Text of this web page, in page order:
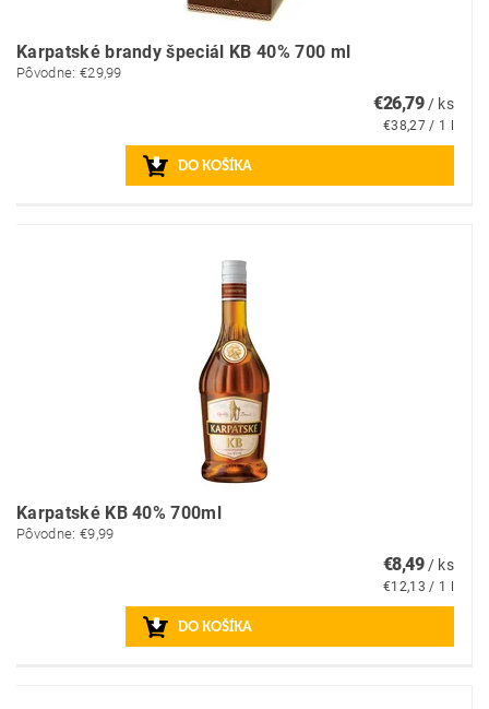
Karpatské brandy špeciál KB 40% 700 ml
Pôvodne: €29,99
€26,79 / ks
€38,27 / 1 l
Karpatské KB 40% 700ml
Pôvodne: €9,99
€8,49 / ks
€12,13 / 1 l